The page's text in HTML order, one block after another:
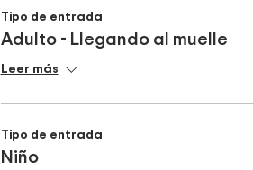
Tipo de entrada
Adulto - Llegando al muelle
Leer más
Tipo de entrada
Niño